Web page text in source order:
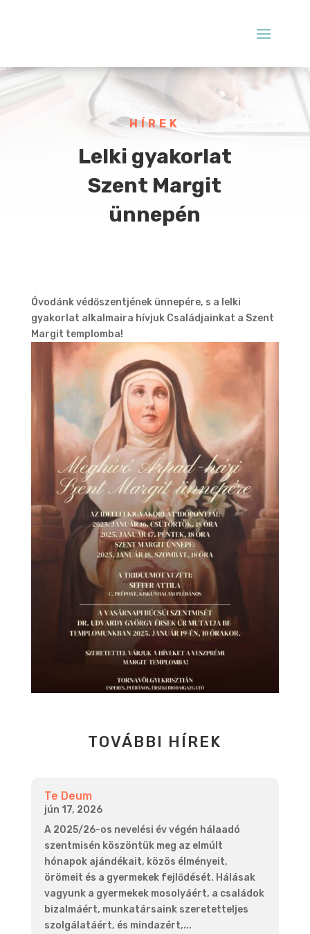
HÍREK
Lelki gyakorlat
Szent Margit
ünnepén
Óvodánk védőszentjének ünnepére, s a lelki
gyakorlat alkalmaira hívjuk Családjainkat a Szent
Margit templomba!
TOVÁBBI HÍREK
Te Deum
jún 17, 2026
A 2025/26-os nevelési év végén hálaadó
szentmisén köszöntük meg az elmúlt
hónapok ajándékait, közös élményeit,
örömeit és a gyermekek fejlődését. Hálásak
vagyunk a gyermekek mosolyáért, a családok
bizalmáért, munkatársaink szeretetteljes
szolgálatáért, és mindazért,...